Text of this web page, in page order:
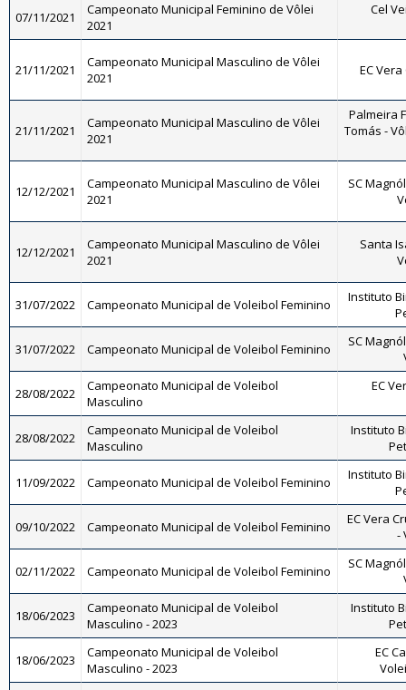
07/11/2021
Campeonato Municipal Feminino de Vôlei
2021
Cel
21/11/2021
Campeonato Municipal Masculino de Vôlei
2021
EC
21/11/2021
Campeonato Municipal Masculino de Vôlei
2021
Palmeira
Tomás -
12/12/2021
Campeonato Municipal Masculino de Vôlei
2021
SC
12/12/2021
Campeonato Municipal Masculino de Vôlei
2021
Santa
31/07/2022 Campeonato Municipal de Voleibol Feminino
Instituto
31/07/2022 Campeonato Municipal de Voleibol Feminino
SC
28/08/2022
Campeonato Municipal de Voleibol
Masculino
EC
28/08/2022
Campeonato Municipal de Voleibol
Masculino
Instituto
11/09/2022 Campeonato Municipal de Voleibol Feminino
Instituto
09/10/2022 Campeonato Municipal de Voleibol Feminino
EC Vera
-
02/11/2022 Campeonato Municipal de Voleibol Feminino
SC
18/06/2023
Campeonato Municipal de Voleibol
Masculino - 2023
Instituto
18/06/2023
Campeonato Municipal de Voleibol
Masculino - 2023
EC